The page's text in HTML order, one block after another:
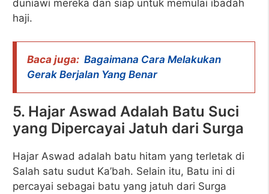
duniawi mereka dan siap untuk memulai ibadah
haji.
Baca juga: Bagaimana Cara Melakukan
Gerak Berjalan Yang Benar
5. Hajar Aswad Adalah Batu Suci
yang Dipercayai Jatuh dari Surga
Hajar Aswad adalah batu hitam yang terletak di
Salah satu sudut Ka’bah. Selain itu, Batu ini di
percayai sebagai batu yang jatuh dari Surga